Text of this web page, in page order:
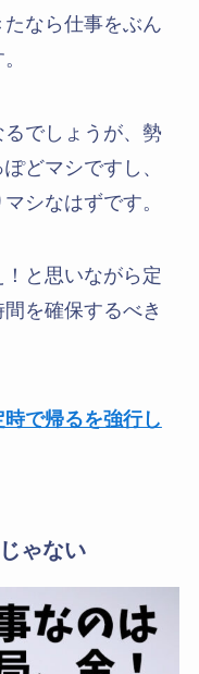
なら仕事をぶん
でしょうが、勢
どマシですし、
シなはずです。
と思いながら定
を確保するべき
で帰るを強行し
ゃない